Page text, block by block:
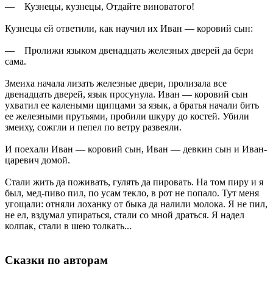
— Кузнецы, кузнецы, Отдайте виноватого!
Кузнецы ей ответили, как научил их Иван — коровий сын:
— Пролижи языком двенадцать железных дверей да бери
сама.
Змеиха начала лизать железные двери, пролизала все
двенадцать дверей, язык просунула. Иван — коровий сын
ухватил ее калеными щипцами за язык, а братья начали бить
ее железными прутьями, пробили шкуру до костей. Убили
змеиху, сожгли и пепел по ветру развеяли.
И поехали Иван — коровий сын, Иван — девкин сын и Иван-
царевич домой.
Стали жить да поживать, гулять да пировать. На том пиру и я
был, мед-пиво пил, по усам текло, в рот не попало. Тут меня
угощали: отняли лоханку от быка да налили молока. Я не пил,
не ел, вздумал упираться, стали со мной драться. Я надел
колпак, стали в шею толкать...
Сказки по авторам